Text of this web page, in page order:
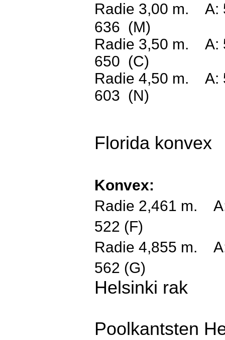
Radie 3,00 m.
A:
636 (M)
Radie 3,50 m.
A:
650 (C)
Radie 4,50 m.
A:
603 (N)
Florida konvex
Konvex:
Radie 2,461 m.
522 (F)
Radie 4,855 m.
562 (G)
Helsinki rak
Poolkantsten